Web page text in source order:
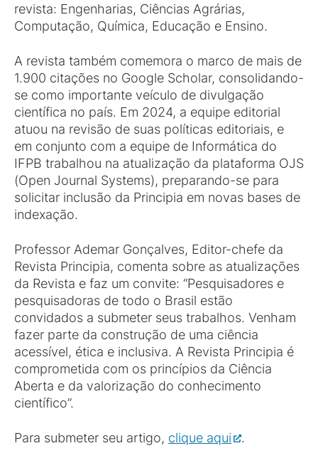
revista: Engenharias, Ciências Agrárias,
Computação, Química, Educação e Ensino.
A revista também comemora o marco de mais de
1.900 citações no Google Scholar, consolidando-
se como importante veículo de divulgação
científica no país. Em 2024, a equipe editorial
atuou na revisão de suas políticas editoriais, e
em conjunto com a equipe de Informática do
IFPB trabalhou na atualização da plataforma OJS
(Open Journal Systems), preparando-se para
solicitar inclusão da Principia em novas bases de
indexação.
Professor Ademar Gonçalves, Editor-chefe da
Revista Principia, comenta sobre as atualizações
da Revista e faz um convite: “Pesquisadores e
pesquisadoras de todo o Brasil estão
convidados a submeter seus trabalhos. Venham
fazer parte da construção de uma ciência
acessível, ética e inclusiva. A Revista Principia é
comprometida com os princípios da Ciência
Aberta e da valorização do conhecimento
científico”.
Para submeter seu artigo, clique aqui .